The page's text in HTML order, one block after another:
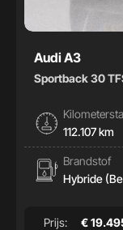
Audi A3
Sportback 30
112.107 km
Brandstof
Hybride
Prijs: €